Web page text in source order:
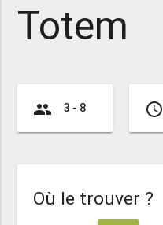
Totem
group 3 - 8 access_time
Où le trouver ?